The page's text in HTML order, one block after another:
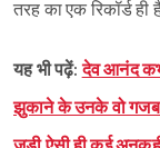
तरह का एक रिकॉर्ड ही
यह भी पढ़ें:देव आनंद
झुकाने के उनके वो गजब